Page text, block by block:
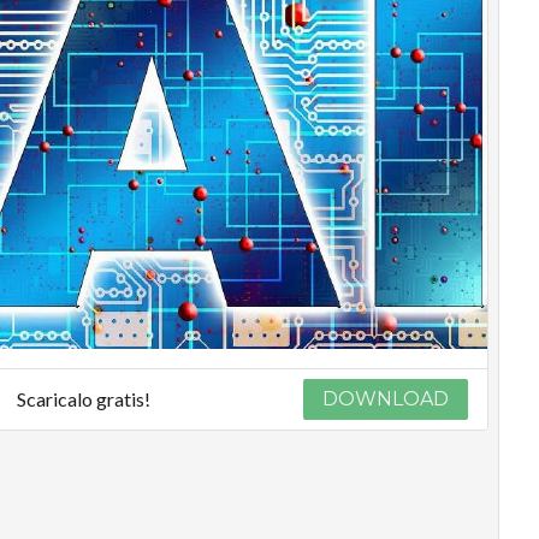
Scaricalo gratis! DOWNLOAD